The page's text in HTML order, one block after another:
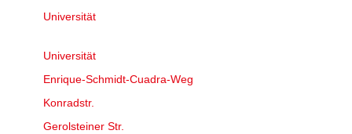
Universität
Universität
Enrique-Schmidt-Cuadra-Weg
Konradstr.
Gerolsteiner Str.